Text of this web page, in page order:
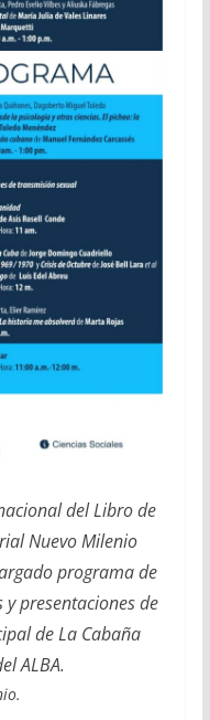
del Libro de
Nuevo Milenio
programa de
presentaciones de
de La Cabaña
ALBA.